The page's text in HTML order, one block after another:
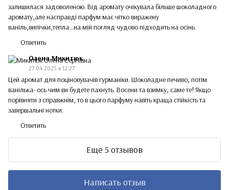
залишилася задоволеною. Від аромату очікувала більше шоколадного
аромату,але насправді парфум має чітко виражену
ваніль,випічки,тепла...на мій погляд чудово підходить на осінь.
Ответить
Олена Микитюк
27.04.2025 в 12:27
Цей аромат для поціновувачів гурманіки. Шоколадне печиво, потім
ванілька- ось чим ви будете пахнуть. Восени та взимку, саме те! Якщо
порівняти з справжнім, то в цього парфуму навіть краща стійкість та
завершальні нотки.
Ответить
Еще 5 отзывов
Написать отзыв